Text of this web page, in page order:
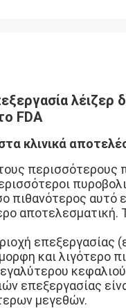
λέιζερ
FDA
κλινικά
αυτό
αποτελεσματική.
επεξεργασίας
και λιγότερο
επεξεργασίας
μεγεθών.